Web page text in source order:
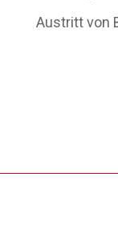
Austritt von